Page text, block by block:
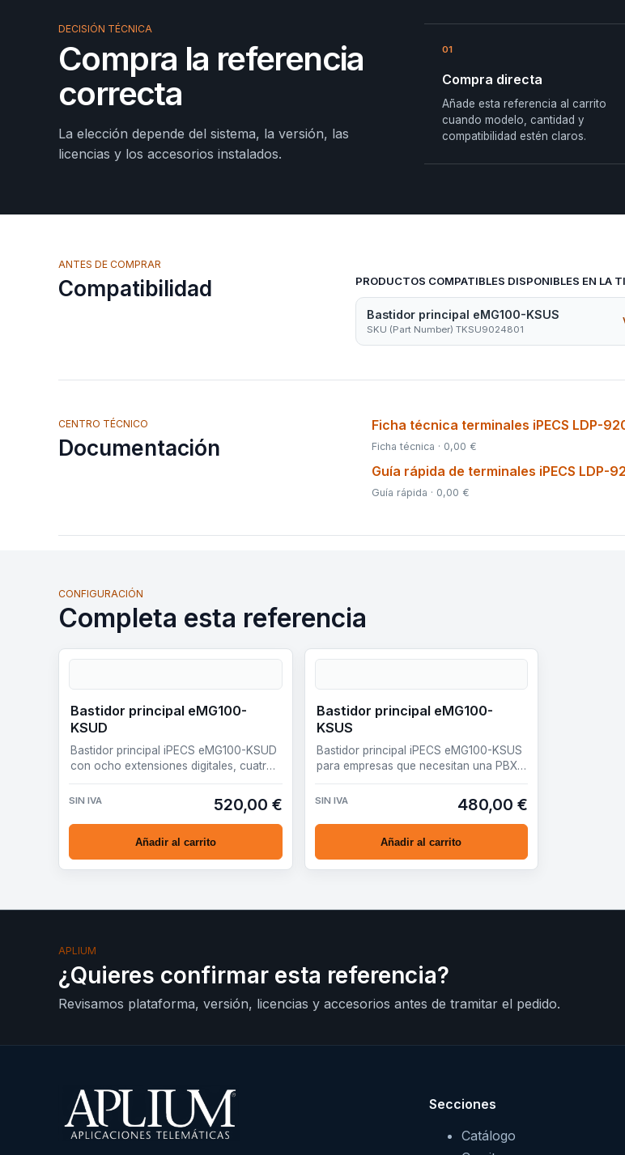
DECISIÓN TÉCNICA
Compra la referencia
correcta
La elección depende del sistema, la versión, las
licencias y los accesorios instalados.
01
Compra directa
Añade esta referencia al carrito
cuando modelo, cantidad y
compatibilidad estén claros.
ANTES DE COMPRAR
Compatibilidad PRODUCTOS COMPATIBLES DISPONIBLES EN LA
Bastidor principal eMG100-KSUS
SKU (Part Number) TKSU9024801
CENTRO TÉCNICO
Documentación
Ficha técnica terminales iPECS LDP-
Ficha técnica · 0,00 €
Guía rápida de terminales iPECS LDP-
Guía rápida · 0,00 €
CONFIGURACIÓN
Completa esta referencia
Bastidor principal eMG100-
KSUD
Bastidor principal iPECS eMG100-KSUD
con ocho extensiones digitales, cuatro
analógicas y crecimiento modular para
peq…
SIN IVA 520,00 €
Añadir al carrito
Bastidor principal eMG100-
KSUS
Bastidor principal iPECS eMG100-KSUS
para empresas que necesitan una PBX
modular, escalable y preparada para
desplieg…
SIN IVA 480,00 €
Añadir al carrito
APLIUM
¿Quieres confirmar esta referencia?
Revisamos plataforma, versión, licencias y accesorios antes de tramitar el pedido.
Secciones
Catálogo